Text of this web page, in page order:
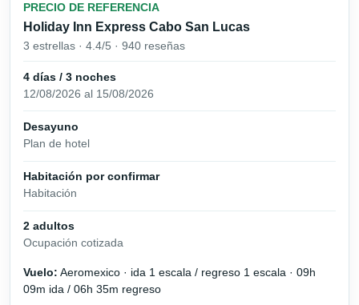
PRECIO DE REFERENCIA
Holiday Inn Express Cabo San Lucas
3 estrellas · 4.4/5 · 940 reseñas
4 días / 3 noches
12/08/2026 al 15/08/2026
Desayuno
Plan de hotel
Habitación por confirmar
Habitación
2 adultos
Ocupación cotizada
Vuelo: Aeromexico · ida 1 escala / regreso 1 escala · 09h
09m ida / 06h 35m regreso